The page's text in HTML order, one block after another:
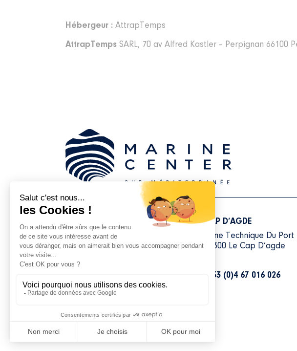
Hébergeur : AttrapTemps
AttrapTemps SARL, 70 av Alfred Kastler – Perpignan 66100
1 rue Maurice Ravel
Zone Technique du Port
CAP D’AGDE
Zone Technique Du Port
34300 Le Cap D’agde
+ 33 (0)4 67 016 026